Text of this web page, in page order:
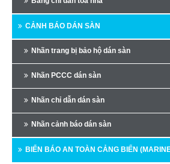
CẢNH BÁO DÁN SÀN
Nhãn trang bị bảo hộ dán sàn
Nhãn PCCC dán sàn
Nhãn chỉ dẫn dán sàn
Nhãn cảnh báo dán sàn
BIỂN BÁO AN TOÀN CẢNG BIỂN